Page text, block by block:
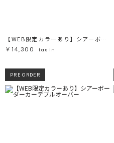
【WEB限定カラーあり】シアーボーダーカーデプルオーバー
￥14,300
tax in
PRE ORDER